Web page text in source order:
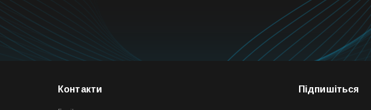
Контакти Підпишіться